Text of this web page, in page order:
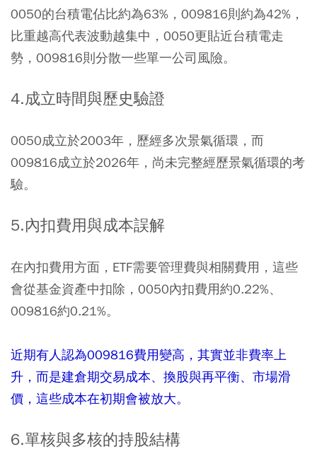
0050的台積電佔比約為63%，009816則約為42%，
比重越高代表波動越集中，0050更貼近台積電走
勢，009816則分散一些單一公司風險。
4.成立時間與歷史驗證
0050成立於2003年，歷經多次景氣循環，而
009816成立於2026年，尚未完整經歷景氣循環的考
驗。
5.內扣費用與成本誤解
在內扣費用方面，ETF需要管理費與相關費用，這些
會從基金資產中扣除，0050內扣費用約0.22%、
009816約0.21%。
近期有人認為009816費用變高，其實並非費率上
升，而是建倉期交易成本、換股與再平衡、市場滑
價，這些成本在初期會被放大。
6.單核與多核的持股結構